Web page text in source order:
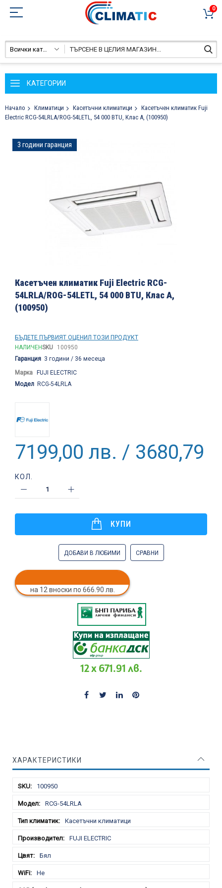
0
Всички категории
КАТЕГОРИИ
Начало Климатици Касетъчни климатици
Касетъчен климатик Fuji
Electric RCG-54LRLA/ROG-54LETL, 54 000 BTU, Клас А, (100950)
Преминете
към
3 години гаранция
към
на
галерия
със
Касетъчен климатик Fuji Electric RCG-
54LRLA/ROG-54LETL, 54 000 BTU, Клас А,
(100950)
БЪДЕТЕ ПЪРВИЯТ ОЦЕНИЛ ТОЗИ ПРОДУКТ
НАЛИЧЕНSKU
100950
Гаранция 3 години / 36 месеца
Марка FUJI ELECTRIC
Модел RCG-54LRLA
7199,00 лв. / 3680,79 €
КОЛ.
КУПИ
ДОБАВИ В ЛЮБИМИ СРАВНИ
на 12 вноски по 666.90 лв.
12 x 671.91 лв.
ХАРАКТЕРИСТИКИ
100950
RCG-54LRLA
Касетъчни климатици
FUJI ELECTRIC
Бял
Не